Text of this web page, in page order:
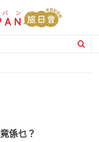
係乜？